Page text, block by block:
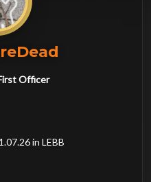
Officer
in LEBB